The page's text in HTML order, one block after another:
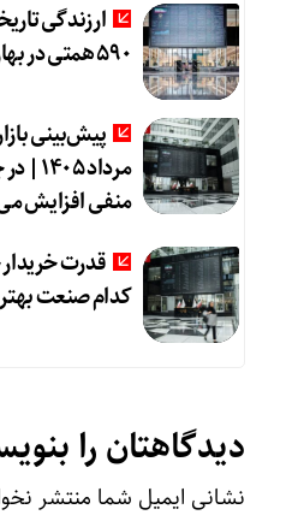
ارزندگی
۵۹۰ همتی در بهار
منفی افزایش
کدام صنعت
دیدگاهتان را
نشانی ایمیل شما منتشر